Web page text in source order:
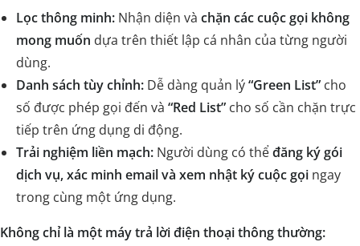
Lọc thông minh: Nhận diện và chặn các cuộc gọi không
mong muốn dựa trên thiết lập cá nhân của từng người
dùng.
Danh sách tùy chỉnh: Dễ dàng quản lý“Green List” cho
số được phép gọi đến và “Red List” cho số cần chặn trực
tiếp trên ứng dụng di động.
Trải nghiệm liền mạch: Người dùng có thểđăng ký gói
dịch vụ, xác minh email và xem nhật ký cuộc gọi ngay
trong cùng một ứng dụng.
Không chỉ là một máy trả lời điện thoại thông thường: